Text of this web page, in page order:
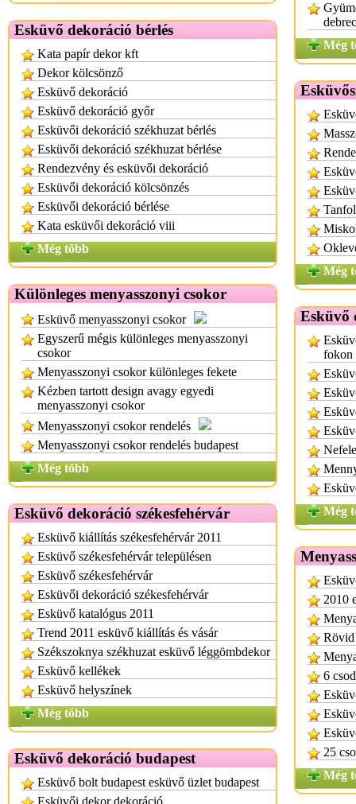
Esküvő dekoráció bérlés
Kata papír dekor kft
Dekor kölcsönző
Esküvő dekoráció
Esküvő dekoráció győr
Esküvői dekoráció székhuzat bérlés
Esküvői dekoráció székhuzat bérlése
Rendezvény és esküvői dekoráció
Esküvői dekoráció kölcsönzés
Esküvői dekoráció bérlése
Kata esküvői dekoráció viii
Még több
Különleges menyasszonyi csokor
Esküvő menyasszonyi csokor
Egyszerű mégis különleges menyasszonyi
csokor
Menyasszonyi csokor különleges fekete
Kézben tartott design avagy egyedi
menyasszonyi csokor
Menyasszonyi csokor rendelés
Menyasszonyi csokor rendelés budapest
Még több
Esküvő dekoráció székesfehérvár
Esküvő kiállítás székesfehérvár 2011
Esküvő székesfehérvár településen
Esküvő székesfehérvár
Esküvői dekoráció székesfehérvár
Esküvő katalógus 2011
Trend 2011 esküvő kiállítás és vásár
Székszoknya székhuzat esküvő léggömbdekor
Esküvő kellékek
Esküvő helyszínek
Még több
Esküvő dekoráció budapest
Esküvő bolt budapest esküvő üzlet budapest
Esküvői dekor dekoráció
Még
Még
Esküvő
fokon
Még
2010
Rövid
6
25
Még